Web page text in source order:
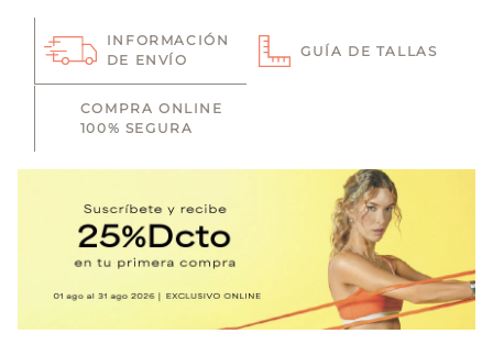
INFORMACIÓN
DE ENVÍO
GUÍA DE TALLAS
COMPRA ONLINE
100% SEGURA